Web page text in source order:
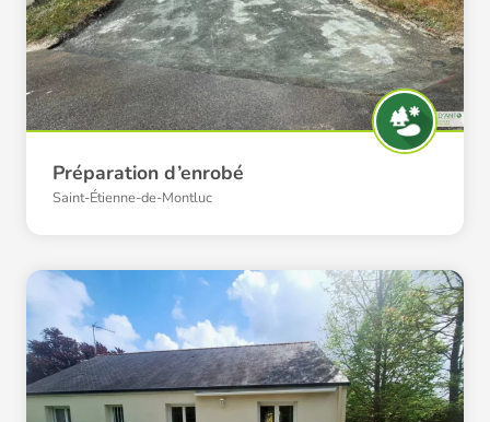
Préparation d’enrobé
Saint-Étienne-de-Montluc